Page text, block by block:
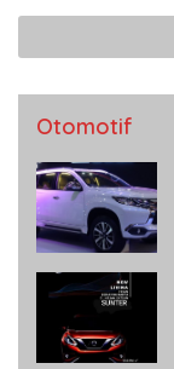
Otomotif